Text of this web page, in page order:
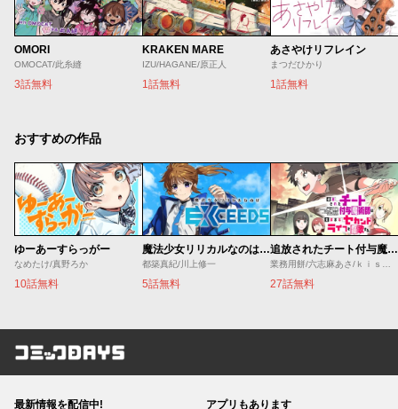
OMORI
OMOCAT/此糸縫
3話無料
KRAKEN MARE
IZU/HAGANE/原正人
1話無料
あさやけリフレイン
まつだひかり
1話無料
おすすめの作品
ゆーあーすらっがー
なめたけ/真野ろか
10話無料
魔法少女リリカルなのは EXCEEDS
都築真紀/川上修一
5話無料
追放されたチート付与魔術師は気ままなセカンドライフを謳歌する。 ～俺は武器だけじゃなく、あらゆるものに『強化ポイント』を付与できるし、俺の意思でいつでも効果を解除できるけど、残った人たち大丈夫？～
27話無料
コミックDAYS
最新情報を配信中! アプリもあります